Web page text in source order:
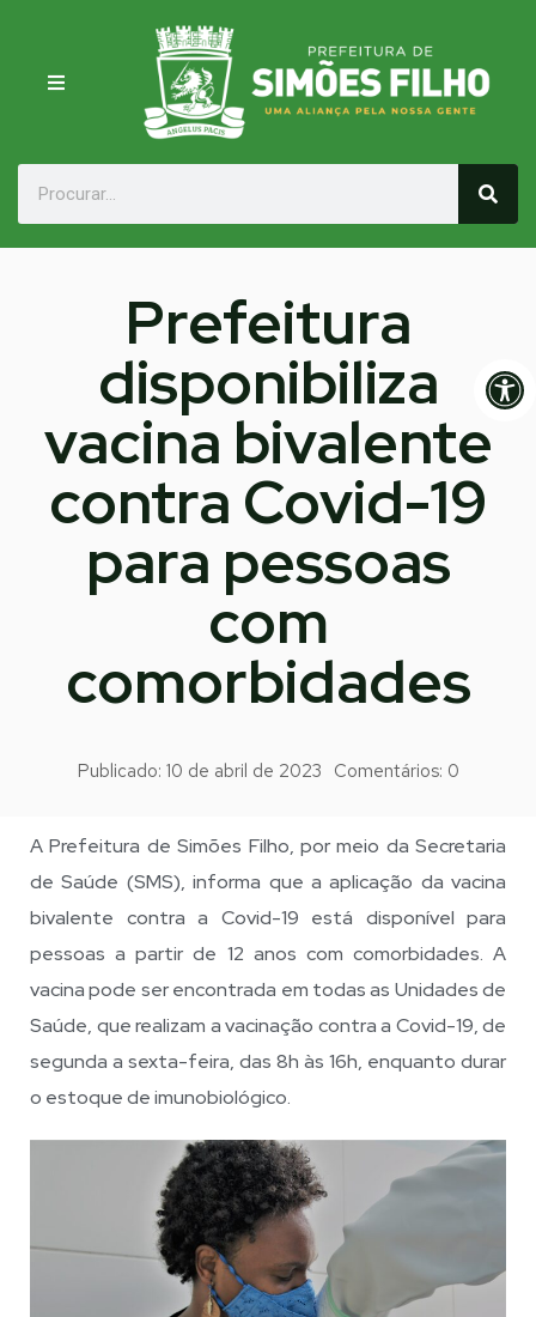
Prefeitura
disponibiliza
vacina bivalente
contra Covid-19
para pessoas
com
comorbidades
Publicado: 10 de abril de 2023 Comentários: 0
A Prefeitura de Simões Filho, por meio da Secretaria
de Saúde (SMS), informa que a aplicação da vacina
bivalente contra a Covid-19 está disponível para
pessoas a partir de 12 anos com comorbidades. A
vacina pode ser encontrada em todas as Unidades de
Saúde, que realizam a vacinação contra a Covid-19, de
segunda a sexta-feira, das 8h às 16h, enquanto durar
o estoque de imunobiológico.